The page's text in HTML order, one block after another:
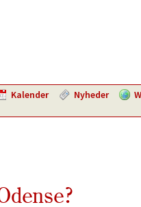
Kalender Nyheder